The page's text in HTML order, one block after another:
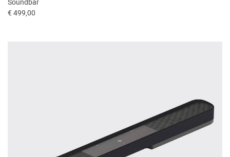
Soundbar
€ 499,00